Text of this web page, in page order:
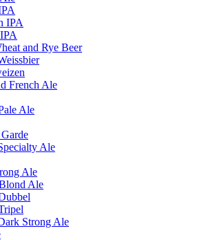
IPA
and Rye Beer
French Ale
Ale
Ale
Ale
Ale
Strong Ale